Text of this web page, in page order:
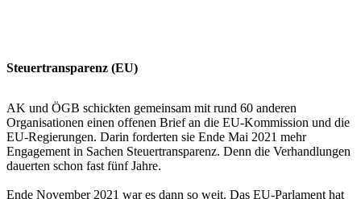
Steuertransparenz (EU)
AK und ÖGB schickten gemeinsam mit rund 60 anderen
Organisationen einen offenen Brief an die EU-Kommission und die
EU-Regierungen. Darin forderten sie Ende Mai 2021 mehr
Engagement in Sachen Steuertransparenz. Denn die Verhandlungen
dauerten schon fast fünf Jahre.
Ende November 2021 war es dann so weit. Das EU-Parlament hat